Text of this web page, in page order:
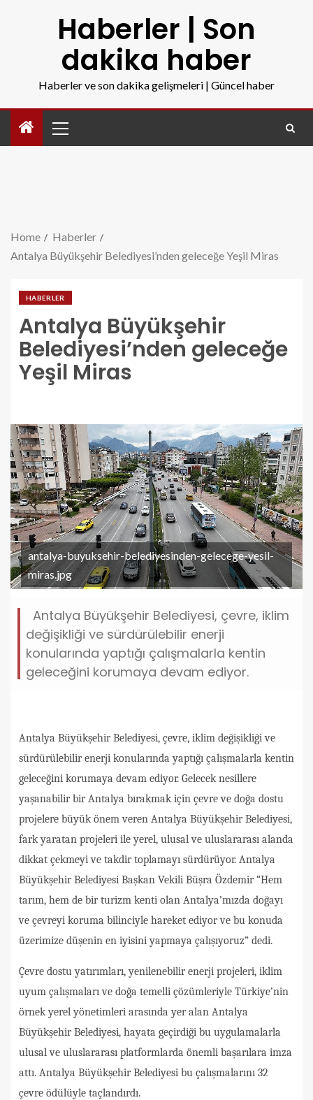
Haberler | Son
dakika haber
Haberler ve son dakika gelişmeleri | Güncel haber
Home
Haberler
Antalya Büyükşehir Belediyesi’nden geleceğe Yeşil Miras
HABERLER
Antalya Büyükşehir
Belediyesi’nden geleceğe
Yeşil Miras
antalya-buyuksehir-belediyesinden-gelecege-yesil-
miras.jpg
Antalya Büyükşehir Belediyesi, çevre, iklim
değişikliği ve sürdürülebilir enerji
konularında yaptığı çalışmalarla kentin
geleceğini korumaya devam ediyor.
Antalya Büyükşehir Belediyesi, çevre, iklim değişikliği ve
sürdürülebilir enerji konularında yaptığı çalışmalarla kentin
geleceğini korumaya devam ediyor. Gelecek nesillere
yaşanabilir bir Antalya bırakmak için çevre ve doğa dostu
projelere büyük önem veren Antalya Büyükşehir Belediyesi,
fark yaratan projeleri ile yerel, ulusal ve uluslararası alanda
dikkat çekmeyi ve takdir toplamayı sürdürüyor. Antalya
Büyükşehir Belediyesi Başkan Vekili Büşra Özdemir “Hem
tarım, hem de bir turizm kenti olan Antalya’mızda doğayı
ve çevreyi koruma bilinciyle hareket ediyor ve bu konuda
üzerimize düşenin en iyisini yapmaya çalışıyoruz” dedi.
Çevre dostu yatırımları, yenilenebilir enerji projeleri, iklim
uyum çalışmaları ve doğa temelli çözümleriyle Türkiye’nin
örnek yerel yönetimleri arasında yer alan Antalya
Büyükşehir Belediyesi, hayata geçirdiği bu uygulamalarla
ulusal ve uluslararası platformlarda önemli başarılara imza
attı. Antalya Büyükşehir Belediyesi bu çalışmalarını 32
çevre ödülüyle taçlandırdı.